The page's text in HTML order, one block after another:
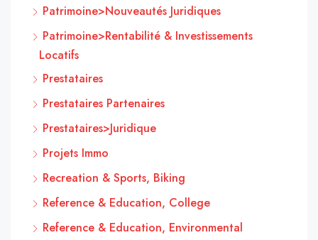
Patrimoine>Nouveautés Juridiques
Patrimoine>Rentabilité & Investissements
Locatifs
Prestataires
Prestataires Partenaires
Prestataires>Juridique
Projets Immo
Recreation & Sports, Biking
Reference & Education, College
Reference & Education, Environmental